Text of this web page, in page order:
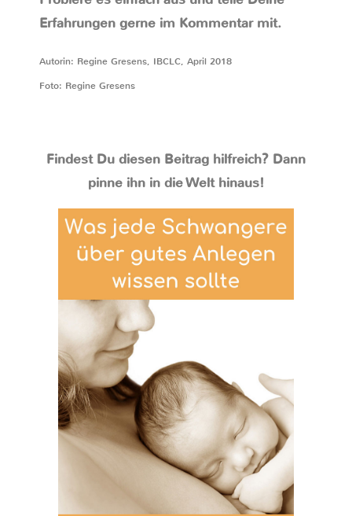
Erfahrungen gerne im Kommentar mit.
Autorin: Regine Gresens, IBCLC, April 2018
Foto: Regine Gresens
Findest Du diesen Beitrag hilfreich? Dann
pinne ihn in die Welt hinaus!